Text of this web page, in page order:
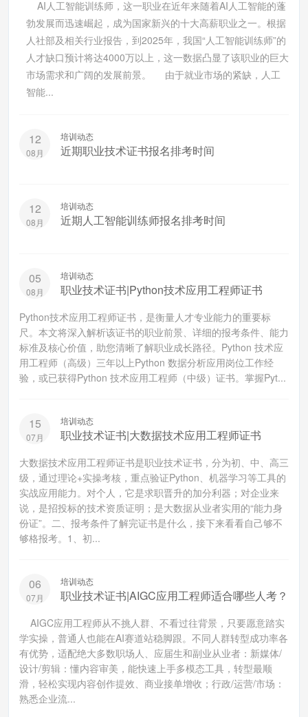
AI人工智能训练师，这一职业在近年来随着AI人工智能的蓬
勃发展而迅速崛起，成为国家新兴的十大高薪职业之一。根据
人社部及相关行业报告，到2025年，我国“人工智能训练师”的
人才缺口预计将达4000万以上，这一数据凸显了该职业的巨大
市场需求和广阔的发展前景。 由于就业市场的紧缺，人工
智能...
12
08月
培训动态
近期职业技术证书报名排考时间
12
08月
培训动态
近期人工智能训练师报名排考时间
05
08月
培训动态
职业技术证书|Python技术应用工程师证书
Python技术应用工程师证书，是衡量人才专业能力的重要标
尺。本文将深入解析该证书的职业前景、详细的报考条件、能力
标准及核心价值，助您清晰了解职业成长路径。Python 技术应
用工程师（高级）三年以上Python 数据分析应用岗位工作经
验，或已获得Python 技术应用工程师（中级）证书。掌握Pyt...
15
07月
培训动态
职业技术证书|大数据技术应用工程师证书
大数据技术应用工程师证书是职业技术证书，分为初、中、高三
级，通过理论+实操考核，重点验证Python、机器学习等工具的
实战应用能力。对个人，它是求职晋升的加分利器；对企业来
说，是招投标的技术资质证明；是大数据从业者实用的“能力身
份证”。二、报考条件了解完证书是什么，接下来看看自己够不
够格报考。1、初...
06
07月
培训动态
职业技术证书|AIGC应用工程师适合哪些人考？
AIGC应用工程师从不挑人群、不看过往背景，只要愿意踏实
学实操，普通人也能在AI赛道站稳脚跟。不同人群转型成功率各
有优势，适配绝大多数职场人、应届生和副业从业者：新媒体/
设计/剪辑：懂内容审美，能快速上手多模态工具，转型最顺
滑，轻松实现内容创作提效、商业接单增收；行政/运营/市场：
熟悉企业流...